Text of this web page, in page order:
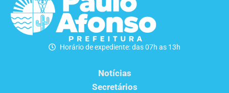
Horário de expediente: das 07h as 13h
Notícias
Secretários